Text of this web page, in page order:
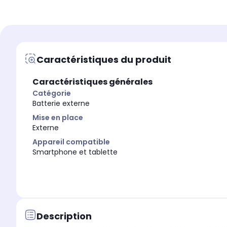
Caractéristiques du produit
Caractéristiques générales
Catégorie
Batterie externe
Mise en place
Externe
Appareil compatible
Smartphone et tablette
Description